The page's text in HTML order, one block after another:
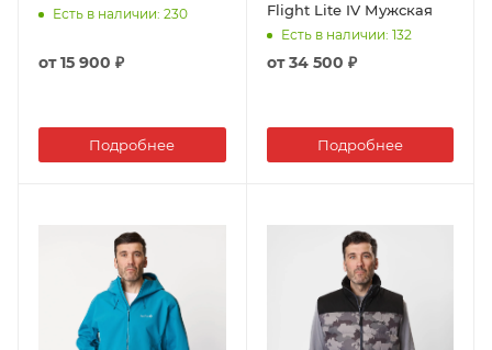
Есть в наличии: 230
от15 900 ₽
Подробнее
Flight Lite IV Мужская
Есть в наличии: 132
от34 500 ₽
Подробнее